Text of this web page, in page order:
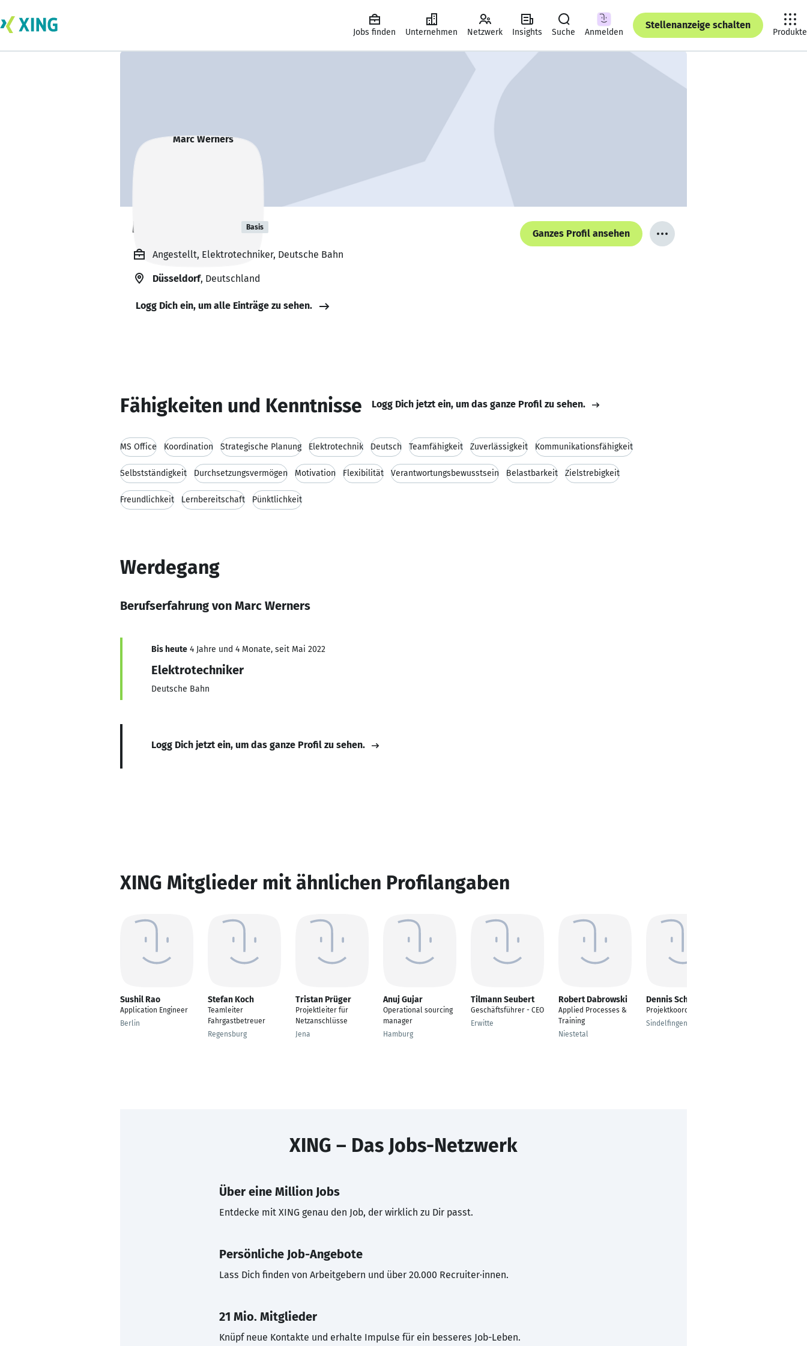
Jobs finden Unternehmen Netzwerk Insights Suche Anmelden
Stellenanzeige schalten
Produkte
Marc Werners Basis
Ganzes Profil ansehen
Angestellt, Elektrotechniker, Deutsche Bahn
Düsseldorf, Deutschland
Logg Dich ein, um alle Einträge zu sehen.
Fähigkeiten und Kenntnisse Logg Dich jetzt ein, um das ganze Profil zu sehen.
MS Office Koordination Strategische Planung Elektrotechnik Deutsch Teamfähigkeit Zuverlässigkeit Kommunikationsfähigkeit
Selbstständigkeit Durchsetzungsvermögen Motivation Flexibilität Verantwortungsbewusstsein Belastbarkeit Zielstrebigkeit
Freundlichkeit Lernbereitschaft Pünktlichkeit
Werdegang
Berufserfahrung von Marc Werners
Bis heute 4 Jahre und 4 Monate, seit Mai 2022
Elektrotechniker
Deutsche Bahn
Logg Dich jetzt ein, um das ganze Profil zu sehen.
XING Mitglieder mit ähnlichen Profilangaben
Sushil Rao
Application Engineer
Berlin
Stefan Koch
Teamleiter
Fahrgastbetreuer
Regensburg
Tristan Prüger
Projektleiter für
Netzanschlüsse
Jena
Anuj Gujar
Operational sourcing
manager
Hamburg
Tilmann Seubert
Geschäftsführer - CEO
Erwitte
Robert Dabrowski
Applied Processes &
Training
Niestetal
Dennis Schmidtke
Projektkoordinator
Sindelfingen
XING – Das Jobs-Netzwerk
Über eine Million Jobs
Entdecke mit XING genau den Job, der wirklich zu Dir passt.
Persönliche Job-Angebote
Lass Dich finden von Arbeitgebern und über 20.000 Recruiter·innen.
21 Mio. Mitglieder
Knüpf neue Kontakte und erhalte Impulse für ein besseres Job-Leben.